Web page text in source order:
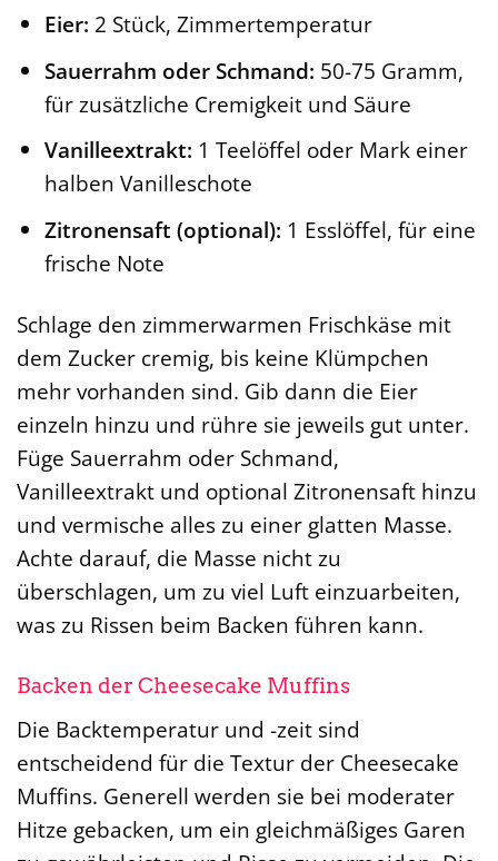
Eier: 2 Stück, Zimmertemperatur
Sauerrahm oder Schmand: 50-75 Gramm,
für zusätzliche Cremigkeit und Säure
Vanilleextrakt: 1 Teelöffel oder Mark einer
halben Vanilleschote
Zitronensaft (optional): 1 Esslöffel, für eine
frische Note
Schlage den zimmerwarmen Frischkäse mit
dem Zucker cremig, bis keine Klümpchen
mehr vorhanden sind. Gib dann die Eier
einzeln hinzu und rühre sie jeweils gut unter.
Füge Sauerrahm oder Schmand,
Vanilleextrakt und optional Zitronensaft hinzu
und vermische alles zu einer glatten Masse.
Achte darauf, die Masse nicht zu
überschlagen, um zu viel Luft einzuarbeiten,
was zu Rissen beim Backen führen kann.
Backen der Cheesecake Muffins
Die Backtemperatur und -zeit sind
entscheidend für die Textur der Cheesecake
Muffins. Generell werden sie bei moderater
Hitze gebacken, um ein gleichmäßiges Garen